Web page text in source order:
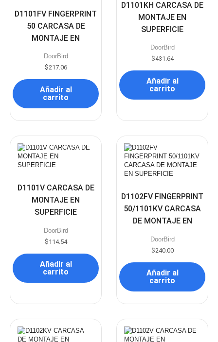
D1101FV FINGERPRINT
50 CARCASA DE
MONTAJE EN
DoorBird
$217.06
Añadir al
carrito
D1101KH CARCASA DE
MONTAJE EN
SUPERFICIE
DoorBird
$431.64
Añadir al
carrito
D1101V CARCASA DE
MONTAJE EN
SUPERFICIE
DoorBird
$114.54
Añadir al
carrito
D1102FV FINGERPRINT
50/1101KV CARCASA
DE MONTAJE EN
DoorBird
$240.00
Añadir al
carrito